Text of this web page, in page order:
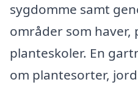
sygdomme samt
områder som haver,
planteskoler. En
om plantesorter,